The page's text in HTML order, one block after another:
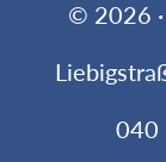
© 2026 ·
040